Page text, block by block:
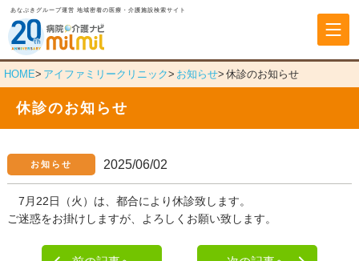
あなぶきグループ運営 地域密着の医療・介護施設検索サイト
HOME アイファミリークリニック お知らせ 休診のお知らせ
休診のお知らせ
お知らせ 2025/06/02
7月22日（火）は、都合により休診致します。
ご迷惑をお掛けしますが、よろしくお願い致します。